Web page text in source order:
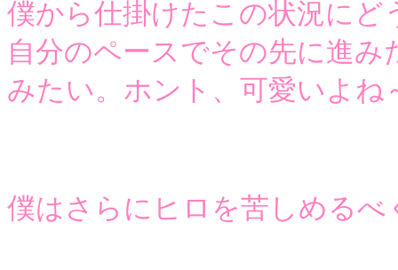
僕から仕掛けたこの状況に
自分のペースでその先に進
みたい。ホント、可愛いよね
僕はさらにヒロを苦しめる